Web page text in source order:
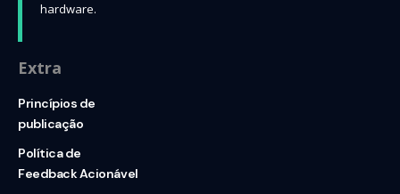
hardware.
Extra
Princípios de
publicação
Política de
Feedback Acionável